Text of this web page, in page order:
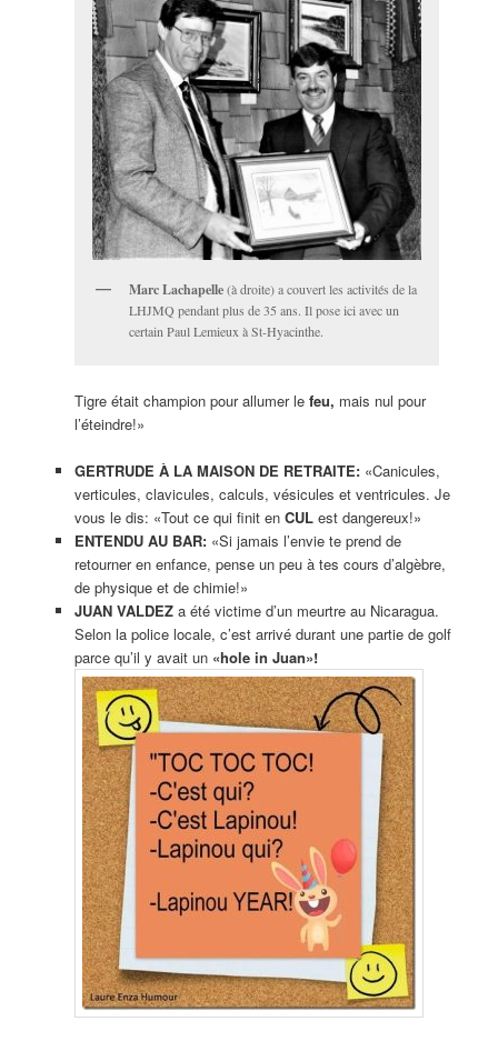
Marc Lachapelle(à droite) a couvert les activités de la
LHJMQ pendant plus de 35 ans. Il pose ici avec un
certain Paul Lemieux à St-Hyacinthe.
Tigre était champion pour allumer le feu, mais nul pour
l’éteindre!»
GERTRUDE À LA MAISON DE RETRAITE: «Canicules,
verticules, clavicules, calculs, vésicules et ventricules. Je
vous le dis: «Tout ce qui finit en CULest dangereux!»
ENTENDU AU BAR: «Si jamais l’envie te prend de
retourner en enfance, pense un peu à tes cours d’algèbre,
de physique et de chimie!»
JUAN VALDEZa été victime d’un meurtre au Nicaragua.
Selon la police locale, c’est arrivé durant une partie de golf
parce qu’il y avait un «hole in Juan»!